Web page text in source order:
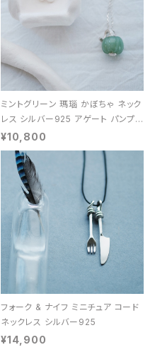
ミントグリーン 瑪瑙 かぼちゃ ネック
レス シルバー925 アゲート パンプキ
ン 天然石 レディース
¥10,800
フォーク & ナイフ ミニチュア コード
ネックレス シルバー925
¥14,900